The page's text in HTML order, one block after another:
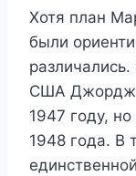
Хотя план
были
США Джордж
1947 году,
1948 года. В